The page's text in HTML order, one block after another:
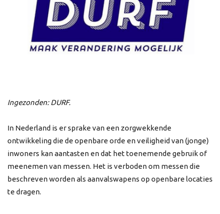
Ingezonden: DURF.
In Nederland is er sprake van een zorgwekkende
ontwikkeling die de openbare orde en veiligheid van (jonge)
inwoners kan aantasten en dat het toenemende gebruik of
meenemen van messen. Het is verboden om messen die
beschreven worden als aanvalswapens op openbare locaties
te dragen.